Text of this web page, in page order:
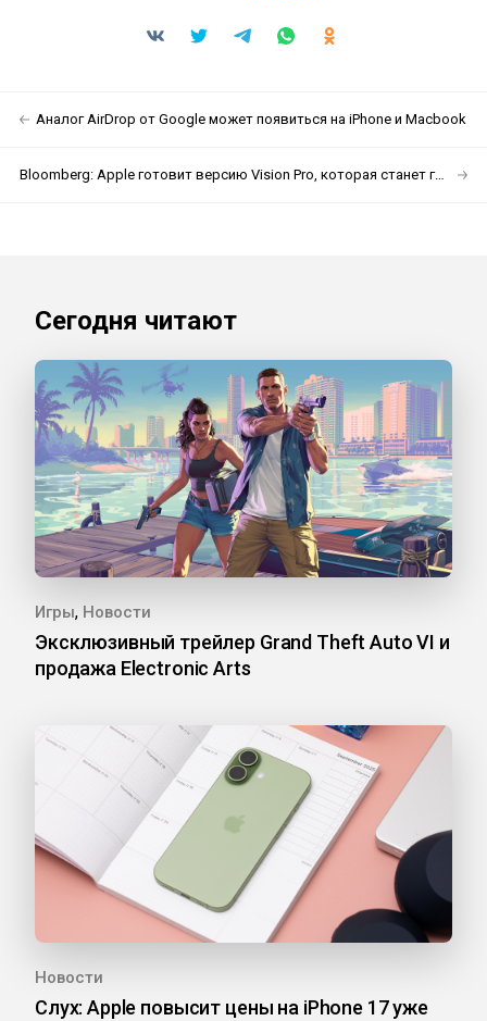
Аналог AirDrop от Google может появиться на iPhone и Macbook
Bloomberg: Apple готовит версию Vision Pro, которая станет гарнитурой для iPhone
Сегодня читают
Игры, Новости
Эксклюзивный трейлер Grand Theft Auto VI и
продажа Electronic Arts
Новости
Слух: Apple повысит цены на iPhone 17 уже